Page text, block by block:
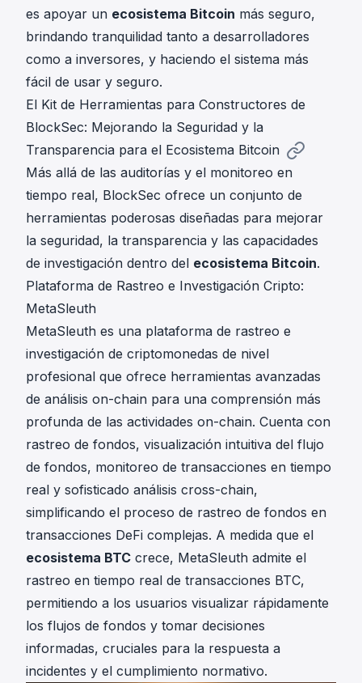
es apoyar un ecosistema Bitcoin más seguro,
brindando tranquilidad tanto a desarrolladores
como a inversores, y haciendo el sistema más
fácil de usar y seguro.
El Kit de Herramientas para Constructores de
BlockSec: Mejorando la Seguridad y la
Transparencia para el Ecosistema Bitcoin
Más allá de las auditorías y el monitoreo en
tiempo real, BlockSec ofrece un conjunto de
herramientas poderosas diseñadas para mejorar
la seguridad, la transparencia y las capacidades
de investigación dentro del ecosistema Bitcoin.
Plataforma de Rastreo e Investigación Cripto:
MetaSleuth
MetaSleuth es una plataforma de rastreo e
investigación de criptomonedas de nivel
profesional que ofrece herramientas avanzadas
de análisis on-chain para una comprensión más
profunda de las actividades on-chain. Cuenta con
rastreo de fondos, visualización intuitiva del flujo
de fondos, monitoreo de transacciones en tiempo
real y sofisticado análisis cross-chain,
simplificando el proceso de rastreo de fondos en
transacciones DeFi complejas. A medida que el
ecosistema BTC crece, MetaSleuth admite el
rastreo en tiempo real de transacciones BTC,
permitiendo a los usuarios visualizar rápidamente
los flujos de fondos y tomar decisiones
informadas, cruciales para la respuesta a
incidentes y el cumplimiento normativo.